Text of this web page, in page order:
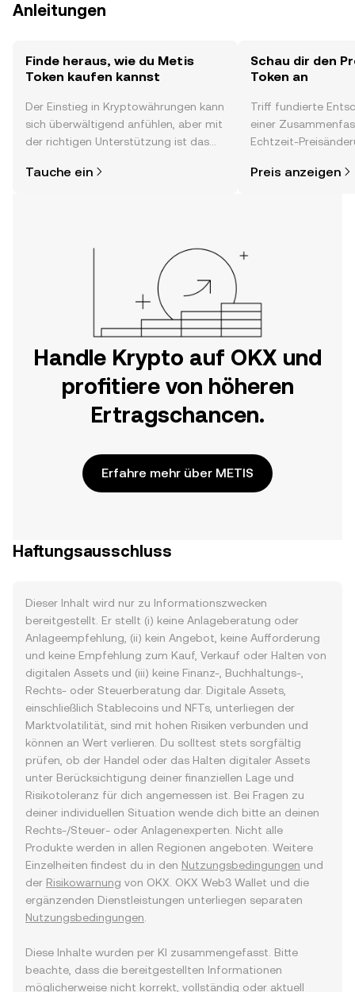
Anleitungen
Finde heraus, wie du Metis
Token kaufen kannst
Der Einstieg in Kryptowährungen kann
sich überwältigend anfühlen, aber mit
der richtigen Unterstützung ist das
direkt in der OKX-App oder hier im
Tauche ein
Schau dir den
Token an
Triff fundierte
einer
Echtzeit-
Neuigkeiten und
Preis anzeigen
Handle Krypto auf OKX und
profitiere von höheren
Ertragschancen.
Erfahre mehr über METIS
Haftungsausschluss
Dieser Inhalt wird nur zu Informationszwecken
bereitgestellt. Er stellt (i) keine Anlageberatung oder
Anlageempfehlung, (ii) kein Angebot, keine Aufforderung
und keine Empfehlung zum Kauf, Verkauf oder Halten von
digitalen Assets und (iii) keine Finanz-, Buchhaltungs-,
Rechts- oder Steuerberatung dar. Digitale Assets,
einschließlich Stablecoins und NFTs, unterliegen der
Marktvolatilität, sind mit hohen Risiken verbunden und
können an Wert verlieren. Du solltest stets sorgfältig
prüfen, ob der Handel oder das Halten digitaler Assets
unter Berücksichtigung deiner finanziellen Lage und
Risikotoleranz für dich angemessen ist. Bei Fragen zu
deiner individuellen Situation wende dich bitte an deinen
Rechts-/Steuer- oder Anlagenexperten. Nicht alle
Produkte werden in allen Regionen angeboten. Weitere
Einzelheiten findest du in den Nutzungsbedingungen und
der Risikowarnung von OKX. OKX Web3 Wallet und die
ergänzenden Dienstleistungen unterliegen separaten
Nutzungsbedingungen
Diese Inhalte wurden per KI zusammengefasst. Bitte
beachte, dass die bereitgestellten Informationen
möglicherweise nicht korrekt, vollständig oder aktuell